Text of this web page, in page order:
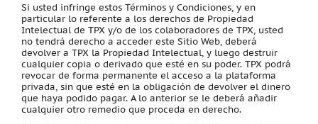
Si usted infringe estos Términos y Condiciones, y en
particular lo referente a los derechos de Propiedad
Intelectual de TPX y/o de los colaboradores de TPX, usted
no tendrá derecho a acceder este Sitio Web, deberá
devolver a TPX la Propiedad Intelectual, y luego destruir
cualquier copia o derivado que esté en su poder. TPX podrá
revocar de forma permanente el acceso a la plataforma
privada, sin que esté en la obligación de devolver el dinero
que haya podido pagar. A lo anterior se le deberá añadir
cualquier otro remedio que proceda en derecho.